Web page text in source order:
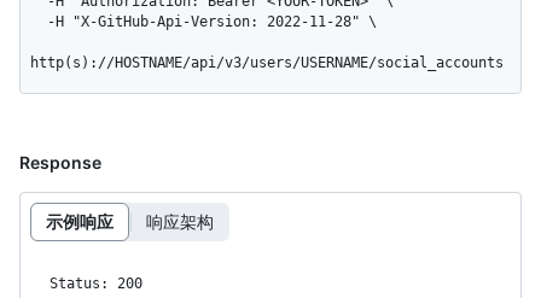
http(s)://HOSTNAME/api/v3/users/USERNAME/social_accounts
Response
示例响应 响应架构
Status: 200